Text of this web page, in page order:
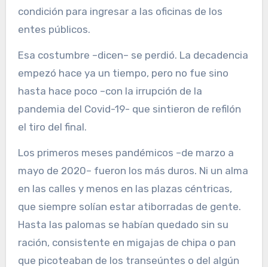
condición para ingresar a las oficinas de los
entes públicos.
Esa costumbre –dicen– se perdió. La decadencia
empezó hace ya un tiempo, pero no fue sino
hasta hace poco –con la irrupción de la
pandemia del Covid-19- que sintieron de refilón
el tiro del final.
Los primeros meses pandémicos –de marzo a
mayo de 2020– fueron los más duros. Ni un alma
en las calles y menos en las plazas céntricas,
que siempre solían estar atiborradas de gente.
Hasta las palomas se habían quedado sin su
ración, consistente en migajas de chipa o pan
que picoteaban de los transeúntes o del algún